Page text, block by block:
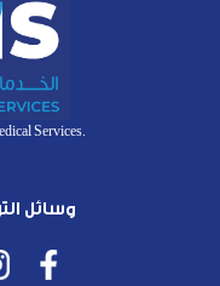
.Copyright © 2026 Health and Medical Services.
وسائل